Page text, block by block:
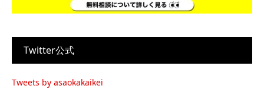
Twitter公式
Tweets by asaokakaikei